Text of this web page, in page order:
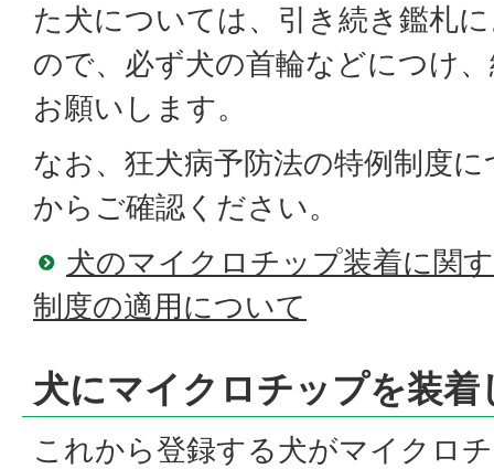
た犬については、引き続き鑑札
ので、必ず犬の首輪などにつけ
お願いします。
なお、狂犬病予防法の特例制度
からご確認ください。
犬のマイクロチップ装着に関
制度の適用について
犬にマイクロチップを装
これから登録する犬がマイクロ